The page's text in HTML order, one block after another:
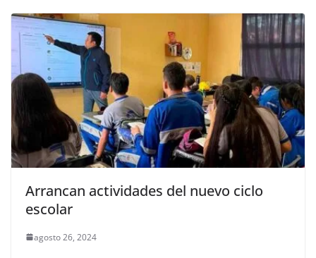
Arrancan actividades del nuevo ciclo
escolar
agosto 26, 2024